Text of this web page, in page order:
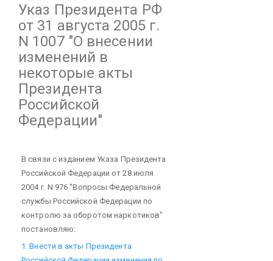
Указ Президента РФ
от 31 августа 2005 г.
N 1007"О внесении
изменений в
некоторые акты
Президента
Российской
Федерации"
В связи с изданием Указа Президента
Российской Федерации от 28 июля
2004 г. N 976 "Вопросы Федеральной
службы Российской Федерации по
контролю за оборотом наркотиков"
постановляю:
1. Внести в акты Президента